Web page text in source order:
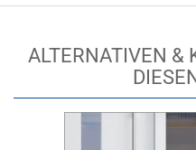
ALTERNATIVEN &